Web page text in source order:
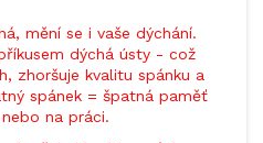
mění se i vaše dýchání.
dýchá ústy - což
zhoršuje kvalitu spánku a
spánek = špatná paměť
na práci.